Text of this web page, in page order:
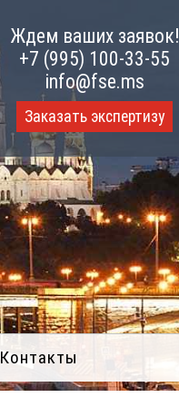
Ждем ваших заявок!
+7 (995) 100-33-55
info@fse.ms
Заказать экспертизу
Контакты